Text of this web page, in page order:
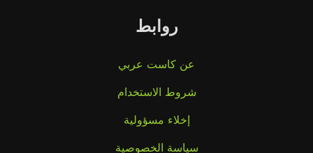
روابط
عن كاست عربي
شروط الاستخدام
إخلاء مسؤولية
سياسة الخصوصية